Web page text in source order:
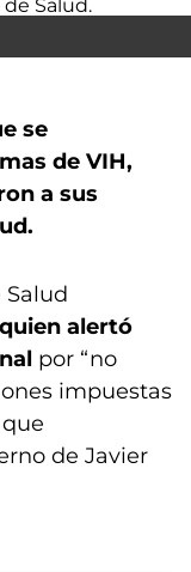
se
de VIH,
a sus
Salud
alertó
por “no
impuestas
de Javier